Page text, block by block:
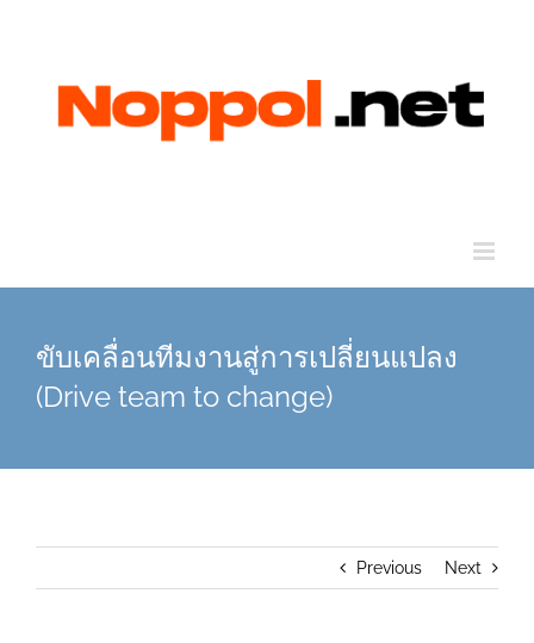
ขับเคลื่อนทีมงานสู่การเปลี่ยนแปลง
(Drive team to change)
Previous Next